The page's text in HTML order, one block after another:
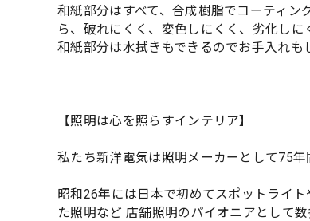
和紙部分はすべて、合成樹脂でコーティ
ら、破れにくく、変色しにくく、劣化しに
和紙部分は水拭きもできるのでお手入れも
【照明は心を照らすインテリア】
私たち新洋電気は照明メーカーとして75
昭和26年には日本で初めてスポットライ
た照明など 店舗照明のパイオニアとして